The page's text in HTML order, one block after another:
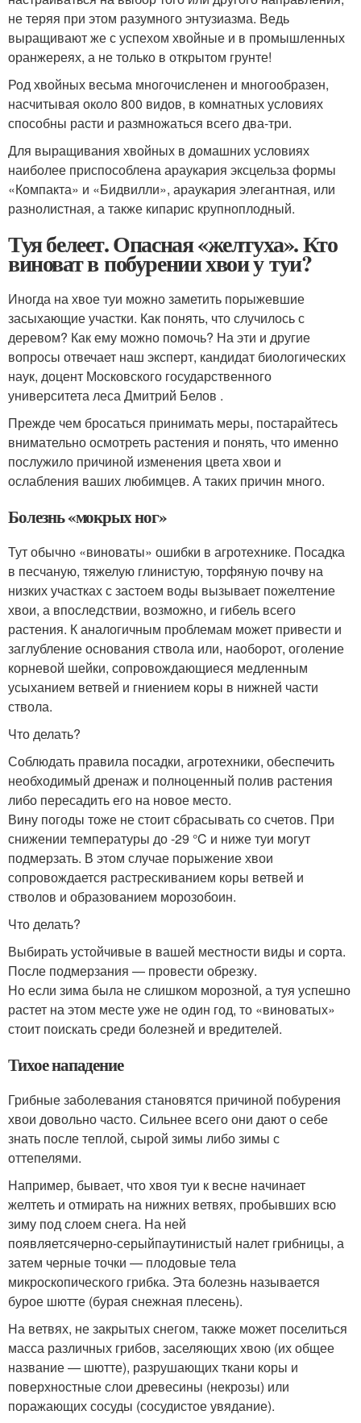
не теряя при этом разумного энтузиазма. Ведь
выращивают же с успехом хвойные и в промышленных
оранжереях, а не только в открытом грунте!
Род хвойных весьма многочисленен и многообразен,
насчитывая около 800 видов, в комнатных условиях
способны расти и размножаться всего два-три.
Для выращивания хвойных в домашних условиях
наиболее приспособлена араукария эксцельза формы
«Компакта» и «Бидвилли», араукария элегантная, или
разнолистная, а также кипарис крупноплодный.
Туя белеет. Опасная «желтуха». Кто
виноват в побурении хвои у туи?
Иногда на хвое туи можно заметить порыжевшие
засыхающие участки. Как понять, что случилось с
деревом? Как ему можно помочь? На эти и другие
вопросы отвечает наш эксперт, кандидат биологических
наук, доцент Московского государственного
университета леса Дмитрий Белов .
Прежде чем бросаться принимать меры, постарайтесь
внимательно осмотреть растения и понять, что именно
послужило причиной изменения цвета хвои и
ослабления ваших любимцев. А таких причин много.
Болезнь «мокрых ног»
Тут обычно «виноваты» ошибки в агротехнике. Посадка
в песчаную, тяжелую глинистую, торфяную почву на
низких участках с застоем воды вызывает пожелтение
хвои, а впоследствии, возможно, и гибель всего
растения. К аналогичным проблемам может привести и
заглубление основания ствола или, наоборот, оголение
корневой шейки, сопровождающиеся медленным
усыханием ветвей и гниением коры в нижней части
ствола.
Что делать?
Соблюдать правила посадки, агротехники, обеспечить
необходимый дренаж и полноценный полив растения
либо пересадить его на новое место.
Вину погоды тоже не стоит сбрасывать со счетов. При
снижении температуры до -29 °C и ниже туи могут
подмерзать. В этом случае порыжение хвои
сопровождается растрескиванием коры ветвей и
стволов и образованием морозобоин.
Что делать?
Выбирать устойчивые в вашей местности виды и сорта.
После подмерзания — провести обрезку.
Но если зима была не слишком морозной, а туя успешно
растет на этом месте уже не один год, то «виноватых»
стоит поискать среди болезней и вредителей.
Тихое нападение
Грибные заболевания становятся причиной побурения
хвои довольно часто. Сильнее всего они дают о себе
знать после теплой, сырой зимы либо зимы с
оттепелями.
Например, бывает, что хвоя туи к весне начинает
желтеть и отмирать на нижних ветвях, пробывших всю
зиму под слоем снега. На ней
появляетсячерно-серыйпаутинистый налет грибницы, а
затем черные точки — плодовые тела
микроскопического грибка. Эта болезнь называется
бурое шютте (бурая снежная плесень).
На ветвях, не закрытых снегом, также может поселиться
масса различных грибов, заселяющих хвою (их общее
название — шютте), разрушающих ткани коры и
поверхностные слои древесины (некрозы) или
поражающих сосуды (сосудистое увядание).